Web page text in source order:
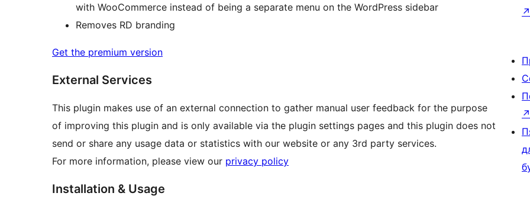
with WooCommerce instead of being a separate menu on the WordPress sidebar
Removes RD branding
Get the premium version
External Services
This plugin makes use of an external connection to gather manual user feedback for the purpose
of improving this plugin and is only available via the plugin settings pages and this plugin does not
send or share any usage data or statistics with our website or any 3rd party services.
For more information, please view our privacy policy
Installation & Usage
↗
↗